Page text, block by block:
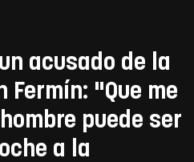
acusado de la
Fermín: "Que me
puede ser
a la